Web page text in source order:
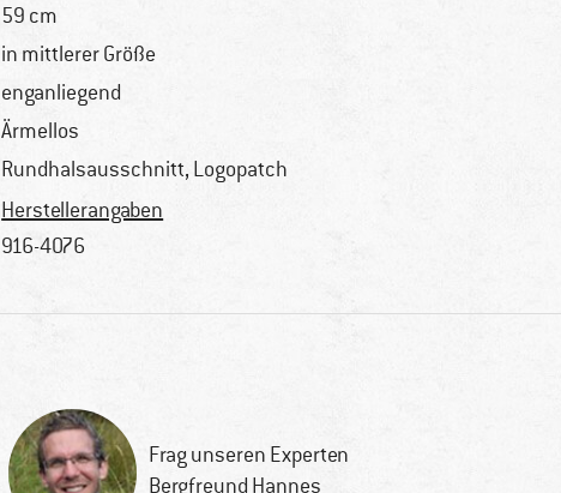
59 cm
in mittlerer Größe
enganliegend
Ärmellos
Rundhalsausschnitt, Logopatch
Herstellerangaben
916-4076
Frag unseren Experten
Bergfreund Hannes